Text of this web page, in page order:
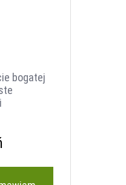
bogatej